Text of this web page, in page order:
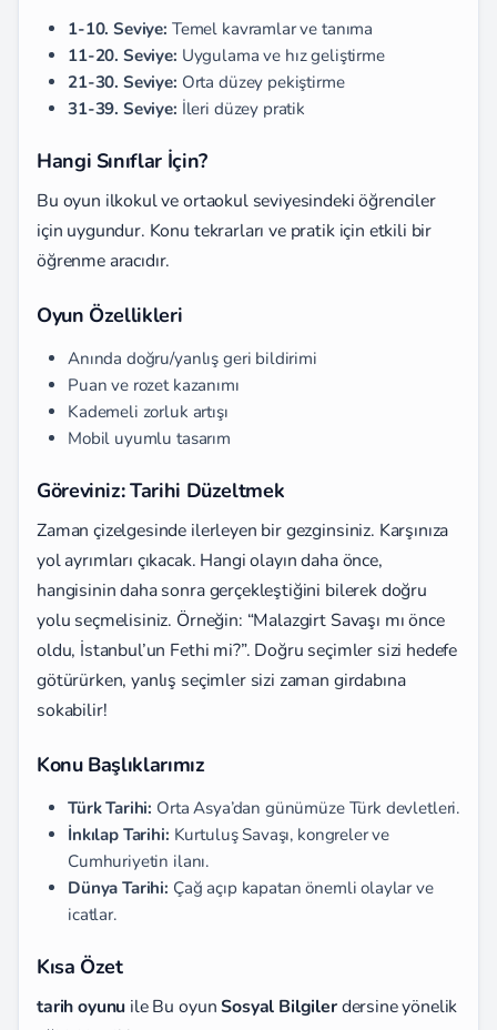
1-10. Seviye: Temel kavramlar ve tanıma
11-20. Seviye: Uygulama ve hız geliştirme
21-30. Seviye: Orta düzey pekiştirme
31-39. Seviye: İleri düzey pratik
Hangi Sınıflar İçin?
Bu oyun ilkokul ve ortaokul seviyesindeki öğrenciler
için uygundur. Konu tekrarları ve pratik için etkili bir
öğrenme aracıdır.
Oyun Özellikleri
Anında doğru/yanlış geri bildirimi
Puan ve rozet kazanımı
Kademeli zorluk artışı
Mobil uyumlu tasarım
Göreviniz: Tarihi Düzeltmek
Zaman çizelgesinde ilerleyen bir gezginsiniz. Karşınıza
yol ayrımları çıkacak. Hangi olayın daha önce,
hangisinin daha sonra gerçekleştiğini bilerek doğru
yolu seçmelisiniz. Örneğin: “Malazgirt Savaşı mı önce
oldu, İstanbul’un Fethi mi?”. Doğru seçimler sizi hedefe
götürürken, yanlış seçimler sizi zaman girdabına
sokabilir!
Konu Başlıklarımız
Türk Tarihi: Orta Asya’dan günümüze Türk devletleri.
İnkılap Tarihi: Kurtuluş Savaşı, kongreler ve
Cumhuriyetin ilanı.
Dünya Tarihi: Çağ açıp kapatan önemli olaylar ve
icatlar.
Kısa Özet
tarih oyunu ile Bu oyunSosyal Bilgilerdersine yönelik